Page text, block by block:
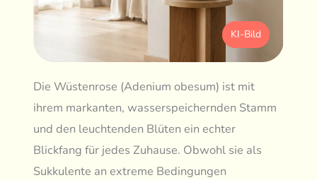
KI-Bild
Die Wüstenrose (Adenium obesum) ist mit
ihrem markanten, wasserspeichernden Stamm
und den leuchtenden Blüten ein echter
Blickfang für jedes Zuhause. Obwohl sie als
Sukkulente an extreme Bedingungen